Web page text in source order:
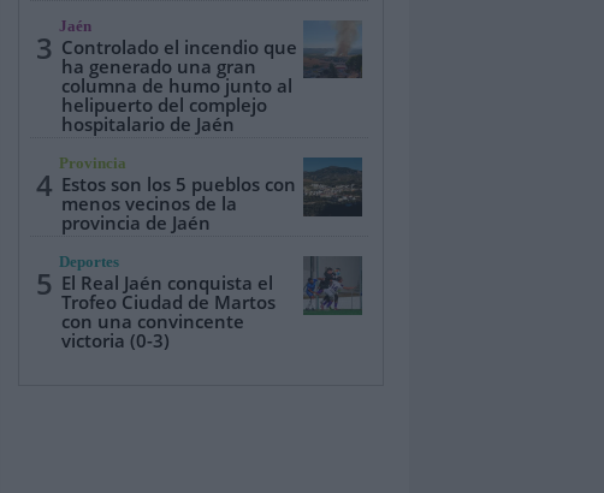
3
Jaén
Controlado el incendio que
ha generado una gran
columna de humo junto al
helipuerto del complejo
hospitalario de Jaén
4
Provincia
Estos son los 5 pueblos con
menos vecinos de la
provincia de Jaén
5
Deportes
El Real Jaén conquista el
Trofeo Ciudad de Martos
con una convincente
victoria (0-3)